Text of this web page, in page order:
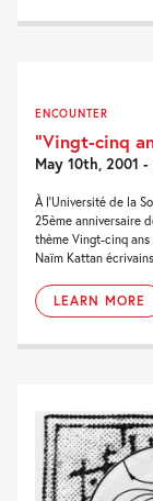
ENCOUNTER
“Vingt-cinq
May 10th, 2001
À l'Université de la
25ème anniversaire
thème Vingt-cinq
Naïm Kattan
LEARN MORE